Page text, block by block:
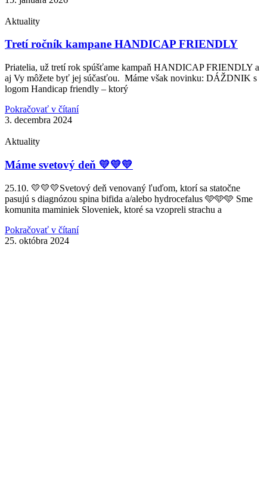
Aktuality
Tretí ročník kampane HANDICAP FRIENDLY
Priatelia, už tretí rok spúšťame kampaň HANDICAP FRIENDLY a
aj Vy môžete byť jej súčasťou. Máme však novinku: DÁŽDNIK s
logom Handicap friendly – ktorý
Pokračovať v čítaní
3. decembra 2024
Aktuality
Máme svetový deň 💛💛💛
25.10. 💛💛💛Svetový deň venovaný ľuďom, ktorí sa statočne
pasujú s diagnózou spina bifida a/alebo hydrocefalus 🩵🩵🩵 Sme
komunita maminiek Sloveniek, ktoré sa vzopreli strachu a
Pokračovať v čítaní
25. októbra 2024